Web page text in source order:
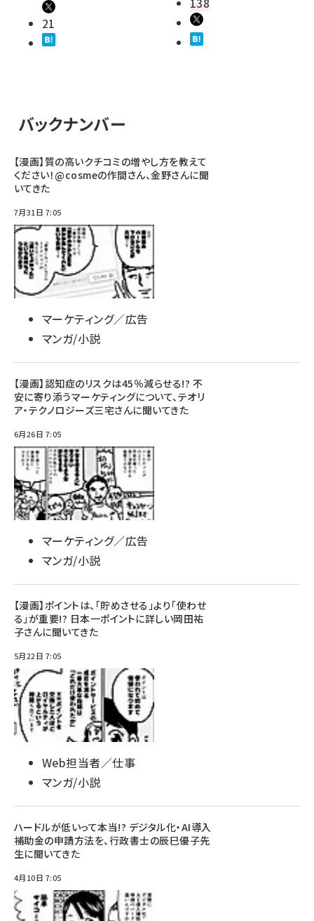
21
バックナンバー
【漫画】質の高いクチコミの増やし方を教えて
ください！@cosmeの作間さん、金野さんに聞
いてきた
7月31日 7:05
マーケティング／広告
マンガ/小説
【漫画】認知症のリスクは45％減らせる!? 不
安に寄り添うマーケティングについて、テオリ
ア・テクノロジーズ三宅さんに聞いてきた
6月26日 7:05
マーケティング／広告
マンガ/小説
【漫画】ポイントは、「貯めさせる」より「使わせ
る」が重要!? 日本一ポイントに詳しい岡田祐
子さんに聞いてきた
5月22日 7:05
Web担当者／仕事
マンガ/小説
ハードルが低いって本当!? デジタル化・AI導入
補助金の申請方法を、行政書士の辰巳優子先
生に聞いてきた
4月10日 7:05